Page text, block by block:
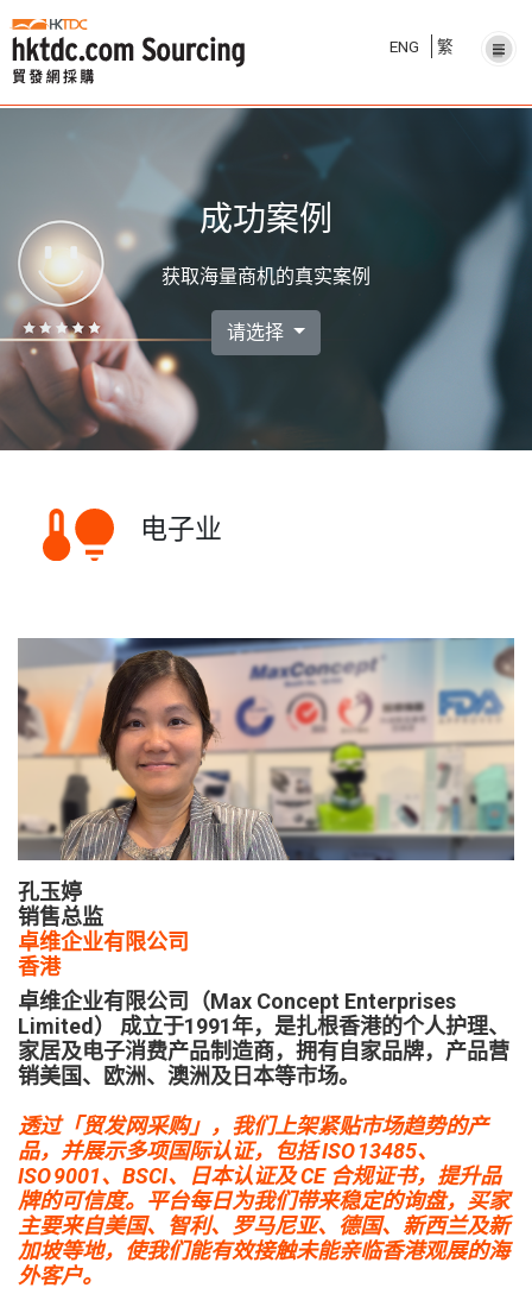
ENG 繁
成功案例
获取海量商机的真实案例
请选择
电子业
孔玉婷
销售总监
卓维企业有限公司
香港
卓维企业有限公司（Max Concept Enterprises
Limited） 成立于1991年，是扎根香港的个人护理、
家居及电子消费产品制造商，拥有自家品牌，产品营
销美国、欧洲、澳洲及日本等市场。
透过「贸发网采购」，我们上架紧贴市场趋势的产
品，并展示多项国际认证，包括 ISO 13485、
ISO 9001、BSCI、日本认证及 CE 合规证书，提升品
牌的可信度。平台每日为我们带来稳定的询盘，买家
主要来自美国、智利、罗马尼亚、德国、新西兰及新
加坡等地，使我们能有效接触未能亲临香港观展的海
外客户。